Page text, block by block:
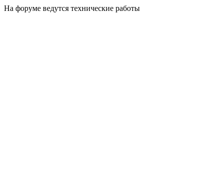
На форуме ведутся технические работы